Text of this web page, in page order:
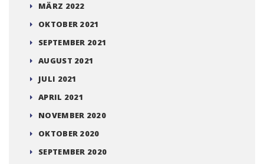
MÄRZ 2022
OKTOBER 2021
SEPTEMBER 2021
AUGUST 2021
JULI 2021
APRIL 2021
NOVEMBER 2020
OKTOBER 2020
SEPTEMBER 2020